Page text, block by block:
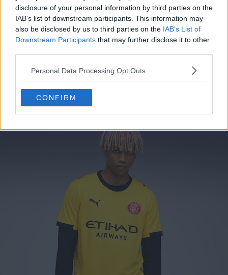
disclosure of your personal information by third parties on the
IAB’s list of downstream participants. This information may
also be disclosed by us to third parties on the IAB’s List of
Downstream Participants that may further disclose it to other
Personal Data Processing Opt Outs
CONFIRM
La maglia da trasferta del Girona FC 2025-2026
firmata Puma è piuttosto semplice, con il giallo come
colore principale e dettagli neri. Il colletto e le rifiniture
delle maniche creano un netto contrasto, mentre lo
stemma rosso del club risalta sul fondo giallo.